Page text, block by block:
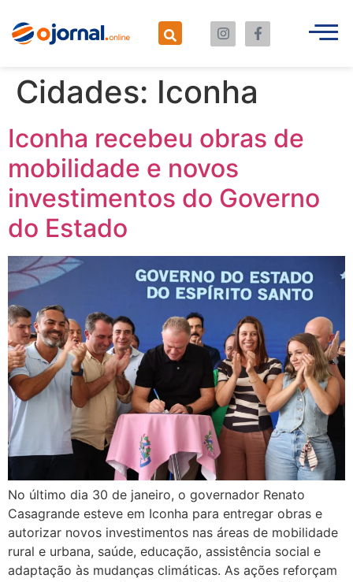
Cidades: Iconha
Iconha recebeu obras de
mobilidade e novos
investimentos do Governo
do Estado
No último dia 30 de janeiro, o governador Renato
Casagrande esteve em Iconha para entregar obras e
autorizar novos investimentos nas áreas de mobilidade
rural e urbana, saúde, educação, assistência social e
adaptação às mudanças climáticas. As ações reforçam